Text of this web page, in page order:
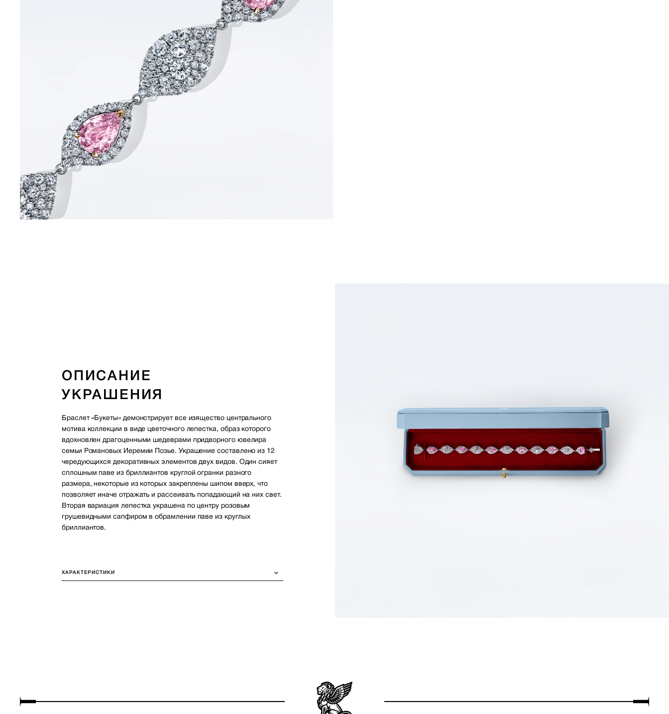
ОПИСАНИЕ
УКРАШЕНИЯ
Браслет «Букеты» демонстрирует все изящество центрального
мотива коллекции в виде цветочного лепестка, образ которого
вдохновлен драгоценными шедеврами придворного ювелира
семьи Романовых Иеремии Позье. Украшение составлено из 12
чередующихся декоративных элементов двух видов. Один сияет
сплошным паве из бриллиантов круглой огранки разного
размера, некоторые из которых закреплены шипом вверх, что
позволяет иначе отражать и рассеивать попадающий на них свет.
Вторая вариация лепестка украшена по центру розовым
грушевидными сапфиром в обрамлении паве из круглых
бриллиантов.
ХАРАКТЕРИСТИКИ